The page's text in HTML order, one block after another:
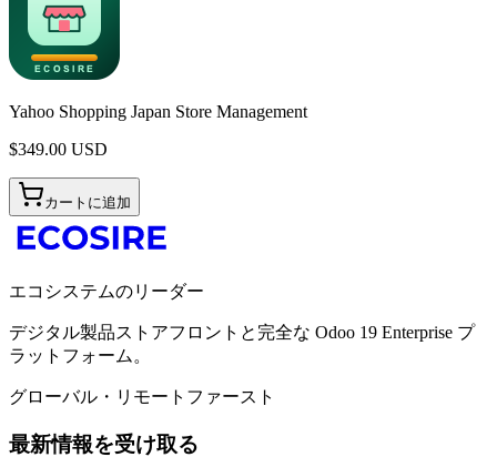
Yahoo Shopping Japan Store Management
$349.00 USD
カートに追加
エコシステムのリーダー
デジタル製品ストアフロントと完全な Odoo 19 Enterprise プ
ラットフォーム。
グローバル・リモートファースト
最新情報を受け取る